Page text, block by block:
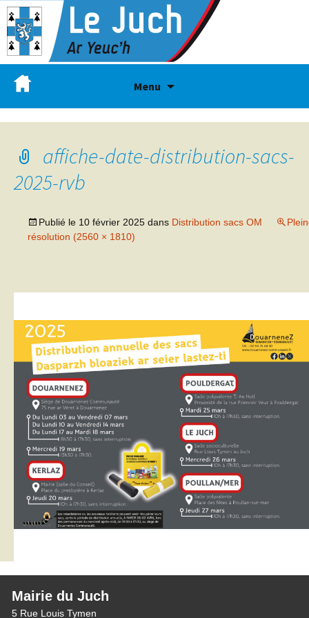
Menu
affiche-date-distribution-sacs-
2025-rvb
Publié le 10 février 2025 dans Distribution sacs OM
résolution (2560 × 1810)
Mairie du Juch
5 Rue Louis Tymen